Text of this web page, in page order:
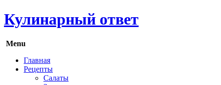
Кулинарный ответ
Menu
Главная
Рецепты
Салаты